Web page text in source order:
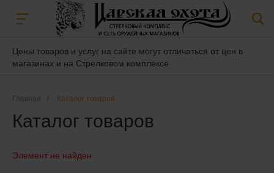
Цены товаров и услуг на сайте могут отличаться от цен в
магазинах и на Стрелковом комплексе
Главная Каталог товаров
Каталог товаров
Элемент не найден